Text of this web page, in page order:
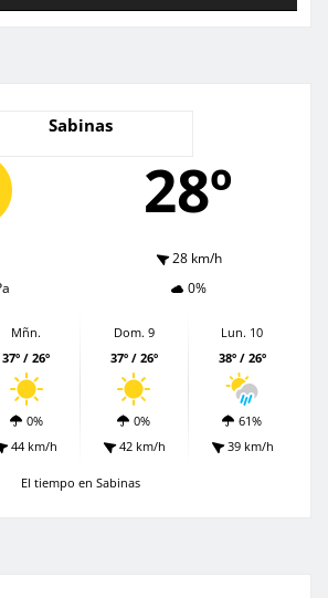
Sabinas
28º
28 km/h
0%
Mñn.
37º / 26º
0%
44 km/h
Dom. 9
37º / 26º
0%
42 km/h
Lun. 10
38º / 26º
61%
39 km/h
El tiempo en Sabinas